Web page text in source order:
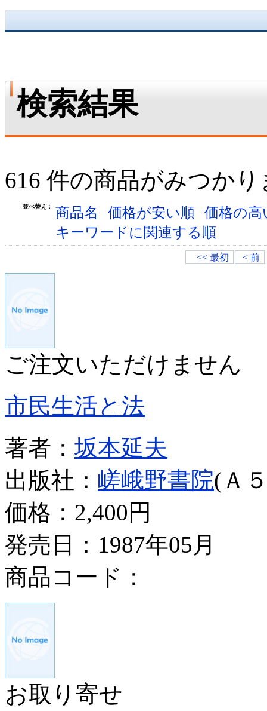
検索結果
616 件の商品がみつか
並べ替え： 商品名 価格が安い順 価格の
キーワードに関連する順
<< 最初 < 前
ご注文いただけません
市民生活と法
著者： 坂本延夫
出版社： 嵯峨野書院(Ａ
価格： 2,400円
発売日：1987年05月
商品コード：
お取り寄せ